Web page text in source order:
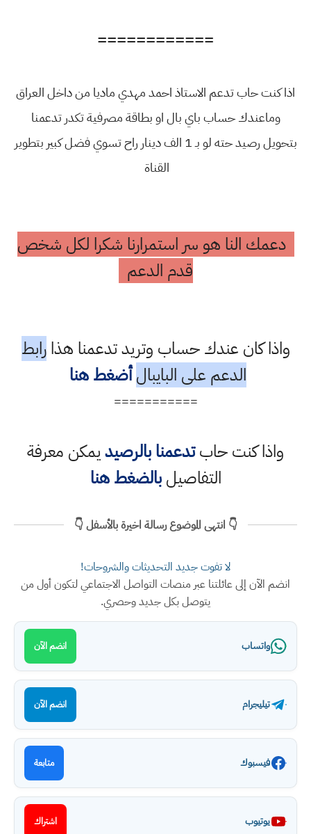
============
اذا كنت حاب تدعم الاستاذ احمد مهدي ماديا من داخل العراق
وماعندك حساب باي بال او بطاقة مصرفية تكدر تدعمنا
بتحويل رصيد حته لو بـ 1 الف دينار راح تسوي فضل كبير بتطوير
القناة
دعمك النا هو سر استمرارنا شكرا لكل شخص
قدم الدعم
واذا كان عندك حساب وتريد تدعمنا هذارابط
الدعم على البايبال أضغط هنا
===========
واذا كنت حابتدعمنا بالرصيديمكن معرفة
التفاصيلبالضغط هنا
👇 انتهى الموضوع رسالة اخيرة بالأسفل 👇
لا تفوت جديد التحديثات والشروحات!
انضم الآن إلى عائلتنا عبر منصات التواصل الاجتماعي لتكون أول من
يتوصل بكل جديد وحصري.
واتساب انضم الآن
تيليجرام انضم الآن
فيسبوك متابعة
يوتيوب اشتراك